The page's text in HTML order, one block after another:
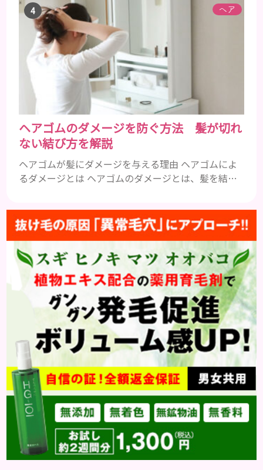
も違いますし、症状や種類によっても違います。まず
はどんな病気なのか、よりも、どんな種類のできも
のやしこりがあるのかを解説いきましょう。 水疱 ご
存知の方もいらっしゃるかと思いますが、すいほ
う、と読みます。これは表皮や表皮下にできるもので
す。表皮は0.2mmほ...
ヘア
ヘアゴムのダメージを防ぐ方法 髪が切れ
ない結び方を解説
ヘアゴムが髪にダメージを与える理由 ヘアゴムによ
るダメージとは ヘアゴムのダメージとは、髪を結ぶ
毎日同じ場所で髪を結んでいると、その部分に負担が
かかり、髪が弱くなってしまいます。 特にきつく結
びすぎたり、細いゴムを使ったりすると、ダメージが
大きくなります。 ヘアゴムのダメージは、目に見え
ないところで少しずつ進行します。 気づいたときに
は、切れ毛が増...